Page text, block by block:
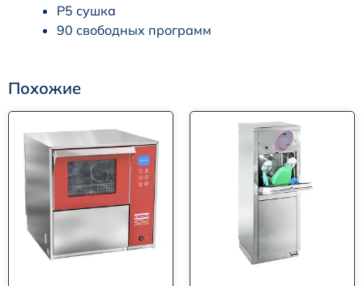
Р5 сушка
90 свободных программ
Похожие